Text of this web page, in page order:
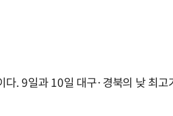
다. 9일과 10일 대구·경북의 낮 최